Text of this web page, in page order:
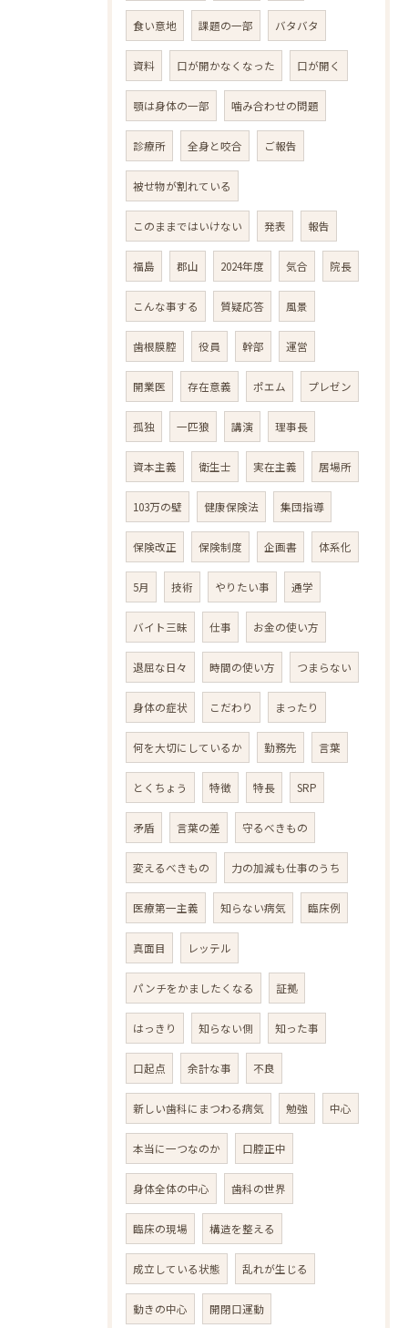
食い意地 課題の一部 バタバタ
資料 口が開かなくなった 口が開く
顎は身体の一部 噛み合わせの問題
診療所 全身と咬合 ご報告
被せ物が割れている
このままではいけない 発表 報告
福島 郡山 2024年度 気合 院長
こんな事する 質疑応答 風景
歯根膜腔 役員 幹部 運営
開業医 存在意義 ポエム プレゼン
孤独 一匹狼 講演 理事長
資本主義 衛生士 実在主義 居場所
103万の壁 健康保険法 集団指導
保険改正 保険制度 企画書 体系化
5月 技術 やりたい事 通学
バイト三昧 仕事 お金の使い方
退屈な日々 時間の使い方 つまらない
身体の症状 こだわり まったり
何を大切にしているか 勤務先 言葉
とくちょう 特徴 特長 SRP
矛盾 言葉の差 守るべきもの
変えるべきもの 力の加減も仕事のうち
医療第一主義 知らない病気 臨床例
真面目 レッテル
パンチをかましたくなる 証拠
はっきり 知らない側 知った事
口起点 余計な事 不良
新しい歯科にまつわる病気 勉強 中心
本当に一つなのか 口腔正中
身体全体の中心 歯科の世界
臨床の現場 構造を整える
成立している状態 乱れが生じる
動きの中心 開閉口運動